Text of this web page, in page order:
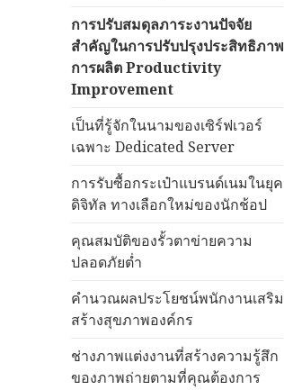
การปรับสมดุลภาระงานปัจจัย
สำคัญในการปรับปรุงประสิทธิภาพ
การผลิต Productivity
Improvement
เป็นที่รู้จักในนามของเซิร์ฟเวอร์
เฉพาะ Dedicated Server
การรับซื้อกระเป๋าแบรนด์เนมในยุค
ดิจิทัล ทางเลือกใหม่ของนักช้อป
คุณสมบัติของรั้วตาข่ายความ
ปลอดภัยต่ำ
คำนวณผลประโยชน์พนักงานเสริม
สร้างสุขภาพองค์กร
ช่างภาพแต่งงานที่สร้างความรู้สึก
ของภาพถ่ายตามที่คุณต้องการ